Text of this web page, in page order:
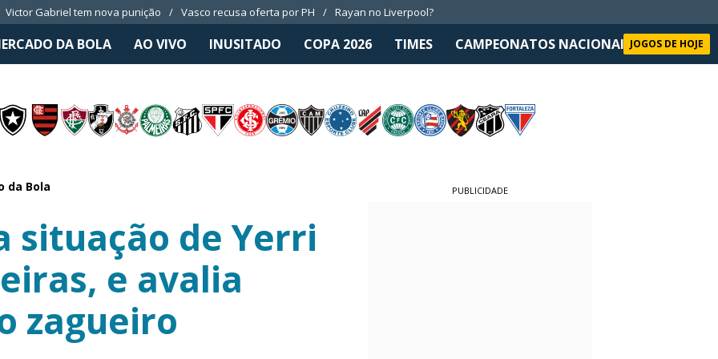
Victor Gabriel tem nova punição Vasco recusa oferta por PH Rayan no Liverpool?
DA BOLA AO VIVO INUSITADO COPA 2026 TIMES CAMPEONATOS NACIONAIS SELEÇÃO
JOGOS DE HOJE
da Bola
situação de Yerri
e avalia
zagueiro
PUBLICIDADE